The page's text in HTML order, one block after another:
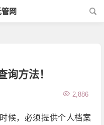
网
询方法！
2,886
候，必须提供个人档案